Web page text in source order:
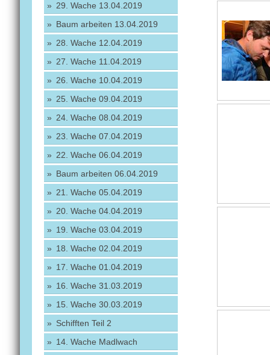
29. Wache 13.04.2019
Baum arbeiten 13.04.2019
28. Wache 12.04.2019
27. Wache 11.04.2019
26. Wache 10.04.2019
25. Wache 09.04.2019
24. Wache 08.04.2019
23. Wache 07.04.2019
22. Wache 06.04.2019
Baum arbeiten 06.04.2019
21. Wache 05.04.2019
20. Wache 04.04.2019
19. Wache 03.04.2019
18. Wache 02.04.2019
17. Wache 01.04.2019
16. Wache 31.03.2019
15. Wache 30.03.2019
Schifften Teil 2
14. Wache Madlwach